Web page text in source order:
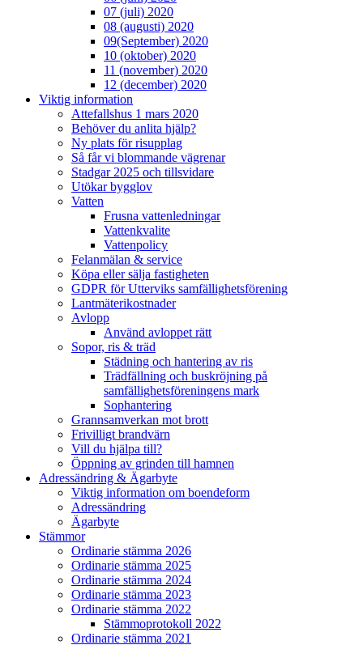
07 (juli) 2020
08 (augusti) 2020
09(September) 2020
10 (oktober) 2020
11 (november) 2020
12 (december) 2020
Viktig information
Attefallshus 1 mars 2020
Behöver du anlita hjälp?
Ny plats för risupplag
Så får vi blommande vägrenar
Stadgar 2025 och tillsvidare
Utökar bygglov
Vatten
Frusna vattenledningar
Vattenkvalite
Vattenpolicy
Felanmälan & service
Köpa eller sälja fastigheten
GDPR för Utterviks samfällighetsförening
Lantmäterikostnader
Avlopp
Använd avloppet rätt
Sopor, ris & träd
Städning och hantering av ris
Trädfällning och buskröjning på
samfällighetsföreningens mark
Sophantering
Grannsamverkan mot brott
Frivilligt brandvärn
Vill du hjälpa till?
Öppning av grinden till hamnen
Adressändring & Ägarbyte
Viktig information om boendeform
Adressändring
Ägarbyte
Stämmor
Ordinarie stämma 2026
Ordinarie stämma 2025
Ordinarie stämma 2024
Ordinarie stämma 2023
Ordinarie stämma 2022
Stämmoprotokoll 2022
Ordinarie stämma 2021